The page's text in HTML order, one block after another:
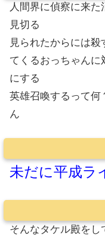
人間界に偵察に来
見切る
見られたからには
てくるおっちゃんに
にする
英雄召喚するって何
ん
未だに平成ラ
そんなタケル殿を